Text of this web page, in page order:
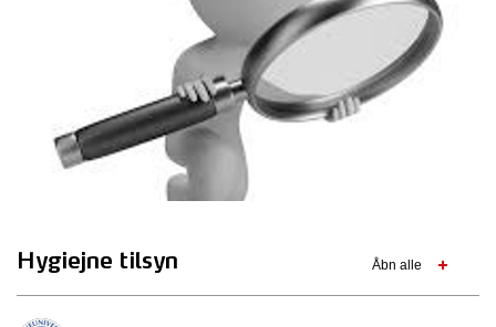
Hygiejne tilsyn Åbn alle